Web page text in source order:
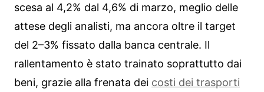
scesa al 4,2% dal 4,6% di marzo, meglio delle
attese degli analisti, ma ancora oltre il target
del 2–3% fissato dalla banca centrale. Il
rallentamento è stato trainato soprattutto dai
beni, grazie alla frenata dei costi dei trasporti